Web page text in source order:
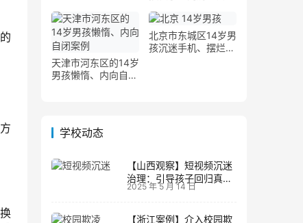
天津市河东区的14岁
男孩懒惰、内向自闭
北京市东城区14岁男
孩沉迷手机、摆烂案
学校动态
【山西观察】短视频沉迷
治理：引导孩子回归真实
生活
2025 年 5 月 14 日
【浙江案例】介入校园欺